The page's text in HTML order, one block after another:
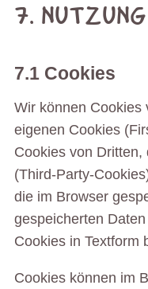
7.
7.1 Cookies
Wir können Cookies
eigenen Cookies
Cookies von
(Third-Party-
die im Browser
gespeicherten
Cookies in Textform
Cookies können im